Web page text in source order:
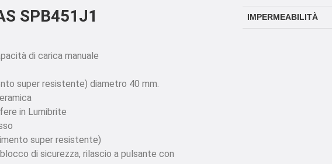
SPB451J1
di carica manuale
super resistente) diametro 40 mm.
in Lumibrite
super resistente)
di sicurezza, rilascio a pulsante con
IMPERMEABILITÀ